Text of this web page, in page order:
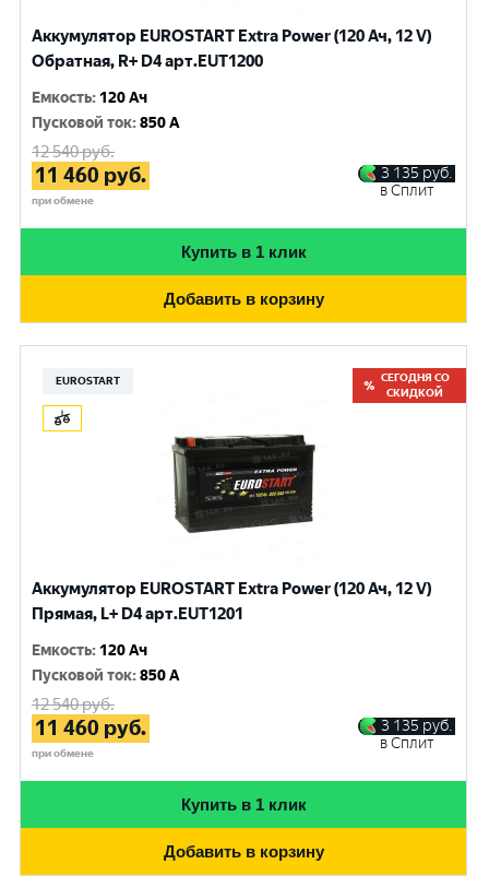
Аккумулятор EUROSTART Extra Power (120 Ач, 12 V)
Обратная, R+ D4 арт.EUT1200
Емкость: 120 Ач
Пусковой ток:850 A
12 540руб.
11 460 руб.
при обмене
3 135 руб.
в Сплит
Купить в 1 клик
Добавить в корзину
EUROSTART
СЕГОДНЯ СО
СКИДКОЙ
Аккумулятор EUROSTART Extra Power (120 Ач, 12 V)
Прямая, L+ D4 арт.EUT1201
Емкость: 120 Ач
Пусковой ток:850 A
12 540руб.
11 460 руб.
при обмене
3 135 руб.
в Сплит
Купить в 1 клик
Добавить в корзину